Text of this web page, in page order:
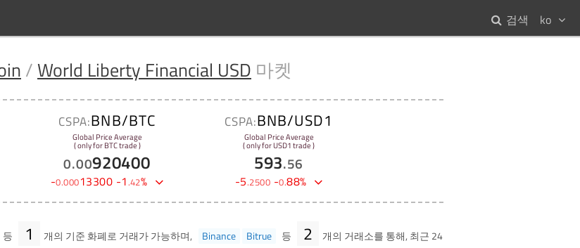
ko
검색
/ World Liberty Financial USD 마켓
CSPA:BNB/BTC
Global Price Average
( only for BTC trade )
0.00920400
-0.00013300 -1.42%
CSPA:BNB/USD1
Global Price Average
( only for USD1 trade )
593.56
-5.2500 -0.88%
등 1 개의 기준 화폐로 거래가 가능하며, Binance Bitrue 등 2 개의 거래소를 통해, 최근 24